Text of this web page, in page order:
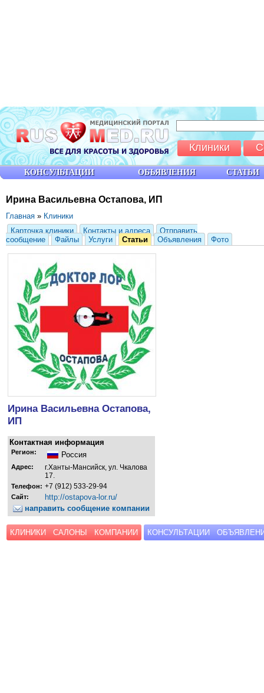
Ирина Васильевна Остапова, ИП
Главная » Клиники
Карточка клиники
Контакты и адреса
Отправить
сообщение
Файлы Услуги Статьи Объявления Фото
Ирина Васильевна Остапова,
ИП
Контактная информация
Регион: Россия
Адрес:
г.Ханты-Мансийск, ул. Чкалова
17.
Телефон: +7 (912) 533-29-94
Сайт:
http://ostapova-lor.ru/
направить сообщение компании
КЛИНИКИ САЛОНЫ КОМПАНИИ КОНСУЛЬТАЦИИ
КОНСУЛЬТАЦИИ ОБЪЯВЛЕНИЯ СТАТЬИ
Клиники